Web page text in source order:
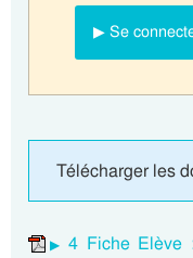
▶ Se
Télécharger les
4 Fiche Elève